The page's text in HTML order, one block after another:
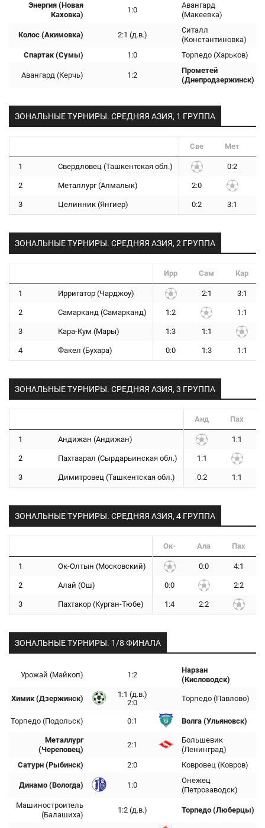
Энергия (Новая
Каховка)
1:0
Авангард
(Макеевка)
Колос (Акимовка) 2:1 (д.в.)
Ситалл
(Константиновка)
Спартак (Сумы)
1:0 Торпедо (Харьков)
Авангард (Керчь) 1:2
Прометей
(Днепродзержинск)
ЗОНАЛЬНЫЕ ТУРНИРЫ. СРЕДНЯЯ АЗИЯ, 1 ГРУППА
Све Мет
1 Свердловец (Ташкентская обл.) 0:2
2 Металлург (Алмалык) 2:0
3 Целинник (Янгиер) 0:2 3:1
ЗОНАЛЬНЫЕ ТУРНИРЫ. СРЕДНЯЯ АЗИЯ, 2 ГРУППА
Ирр Сам Кар
1 Ирригатор (Чарджоу) 2:1 3:1
2 Самарканд (Самарканд) 1:2 1:1
3 Кара-Кум (Мары) 1:3 1:1
4 Факел (Бухара) 0:0 1:3 1:1
ЗОНАЛЬНЫЕ ТУРНИРЫ. СРЕДНЯЯ АЗИЯ, 3 ГРУППА
Анд Пах
1 Андижан (Андижан) 1:1
2 Пахтаарал (Сырдарьинская обл.) 1:1
3 Димитровец (Ташкентская обл.) 0:2 1:1
ЗОНАЛЬНЫЕ ТУРНИРЫ. СРЕДНЯЯ АЗИЯ, 4 ГРУППА
Ок- Ала Пах
1 Ок-Олтын (Московский) 0:0 4:1
2 Алай (Ош) 0:0 2:2
3 Пахтакор (Курган-Тюбе) 1:4 2:2
ЗОНАЛЬНЫЕ ТУРНИРЫ. 1/8 ФИНАЛА
Урожай (Майкоп) 1:2
Нарзан
(Кисловодск)
Химик (Дзержинск)
1:1 (д.в.)
2:0
Торпедо (Павлово)
Торпедо (Подольск) 0:1 Волга (Ульяновск)
Металлург
(Череповец)
2:1
Большевик
(Ленинград)
Сатурн (Рыбинск)
2:0 Ковровец (Ковров)
Динамо (Вологда) 1:0
Онежец
(Петрозаводск)
Машиностроитель
(Балашиха)
1:2 (д.в.) Торпедо (Люберцы)